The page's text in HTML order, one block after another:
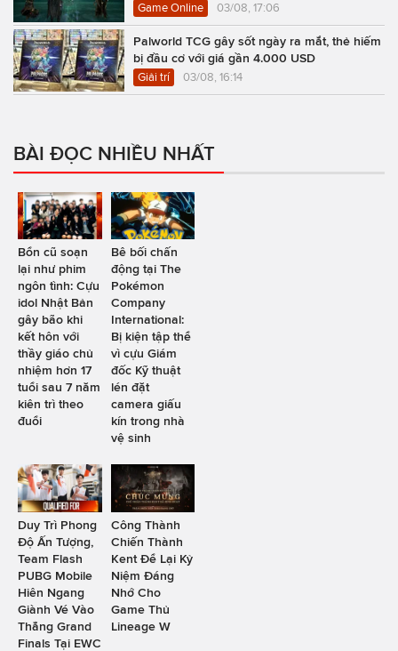
Game Online 03/08, 17:06
Palworld TCG gây sốt ngày ra mắt, thẻ hiếm
bị đầu cơ với giá gần 4.000 USD
Giải trí 03/08, 16:14
BÀI ĐỌC NHIỀU NHẤT
Bổn cũ soạn
lại như phim
ngôn tình: Cựu
idol Nhật Bản
gây bão khi
kết hôn với
thầy giáo chủ
nhiệm hơn 17
tuổi sau 7 năm
kiên trì theo
đuổi
Bê bối chấn
động tại The
Pokémon
Company
International:
Bị kiện tập thể
vì cựu Giám
đốc Kỹ thuật
lén đặt
camera giấu
kín trong nhà
vệ sinh
Duy Trì Phong
Độ Ấn Tượng,
Team Flash
PUBG Mobile
Hiên Ngang
Giành Vé Vào
Thẳng Grand
Finals Tại EWC
Công Thành
Chiến Thành
Kent Để Lại Kỷ
Niệm Đáng
Nhớ Cho
Game Thủ
Lineage W